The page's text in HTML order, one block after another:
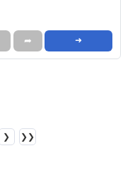
➦ ➜
❯ ❯❯